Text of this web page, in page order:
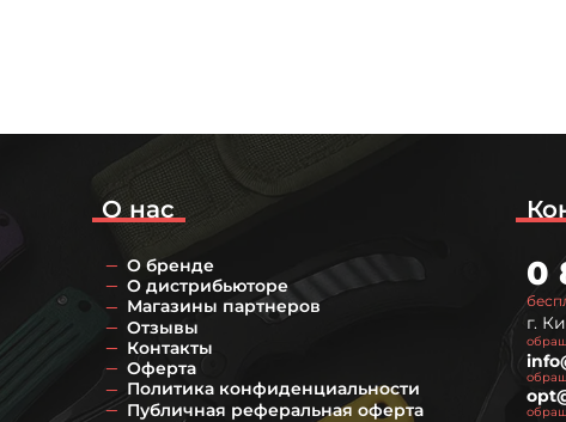
О нас
О бренде
О дистрибьюторе
Магазины партнеров
Отзывы
Контакты
Оферта
Политика конфиденциальности
Публичная реферальная оферта
0
г.